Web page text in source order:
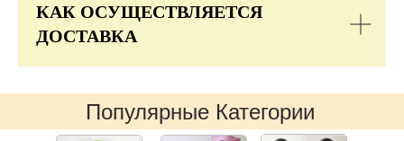
КАК ОСУЩЕСТВЛЯЕТСЯ
ДОСТАВКА
Популярные Категории